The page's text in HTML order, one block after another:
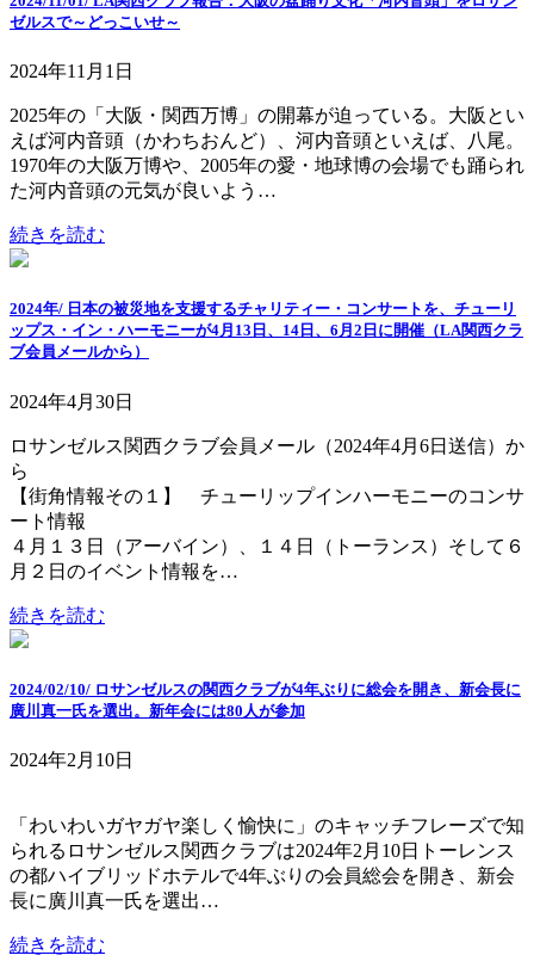
ゼルスで～どっこいせ～
2024年11月1日
2025年の「大阪・関西万博」の開幕が迫っている。大阪とい
えば河内音頭（かわちおんど）、河内音頭といえば、八尾。
1970年の大阪万博や、2005年の愛・地球博の会場でも踊られ
た河内音頭の元気が良いよう…
続きを読む
2024年/ 日本の被災地を支援するチャリティー・コンサートを、チューリ
ップス・イン・ハーモニーが4月13日、14日、6月2日に開催（LA関西クラ
ブ会員メールから）
2024年4月30日
ロサンゼルス関西クラブ会員メール（2024年4月6日送信）か
ら
【街角情報その１】 チューリップインハーモニーのコンサ
ート情報
４月１３日（アーバイン）、１４日（トーランス）そして６
月２日のイベント情報を…
続きを読む
2024/02/10/ ロサンゼルスの関西クラブが4年ぶりに総会を開き、新会長に
廣川真一氏を選出。新年会には80人が参加
2024年2月10日
「わいわいガヤガヤ楽しく愉快に」のキャッチフレーズで知
られるロサンゼルス関西クラブは2024年2月10日トーレンス
の都ハイブリッドホテルで4年ぶりの会員総会を開き、新会
長に廣川真一氏を選出…
続きを読む